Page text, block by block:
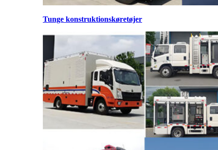
Tunge konstruktionskøretøjer